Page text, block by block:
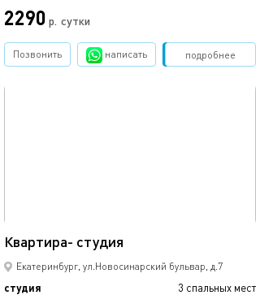
2290 р. сутки
подробнее
Позвонить написать Забронировать
Квартира- студия
Екатеринбург, ул.Новосинарский бульвар, д.7
студия 3 спальных мест